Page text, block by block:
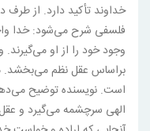
خداوند تأکید دارد. از طرف
فلسفی شرح می‌شود: خدا
وجود خود را از او
بر‌اساس عقل نظم می‌بخشد.
است. نویسنده توضیح
الهی سرچشمه می‌گیرد و